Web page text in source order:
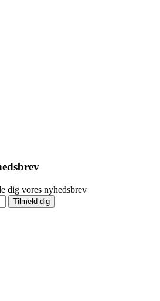
dig vores nyhedsbrev
Tilmeld dig